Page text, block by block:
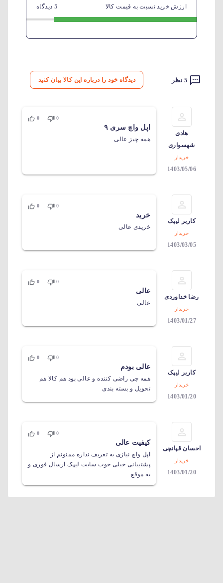
ارزش خرید نسبت به قیمت کالا 5 دیدگاه
5 نظر دیدگاه خود را درباره این کالا بیان کنید
هادی
شهسواری
خریدار
1403/05/06
0
0
اپل واچ سری ۹
همه چیز عالی
کاربر لیپک
خریدار
1403/03/05
0
0
خرید
خریدی عالی
رضا خداوردی
خریدار
1403/01/27
0
0
عالی
عالی
کاربر لیپک
خریدار
1403/01/20
0
0
عالی بودم
همه چی راضی کننده و عالی بود هم کالا هم
تحویل و بسته بندی
احسان قپانچی
خریدار
1403/01/20
0
0
کیفیت عالی
اپل واچ نیازی به تعریف نداره ممنونم از
پشتیبانی خیلی خوب سایت لیپک ارسال فوری و
به موقع